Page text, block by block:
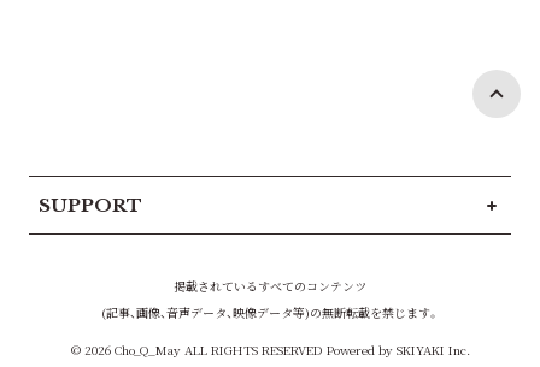
SUPPORT
掲載されているすべてのコンテンツ
(記事、画像、音声データ、映像データ等)の無断転載を禁じます。
© 2026 Cho_Q_May ALL RIGHTS RESERVED Powered by SKIYAKI Inc.